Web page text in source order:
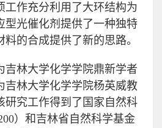
工作充分利用了大环结构为
型光催化剂提供了一种独特
的合成提供了新的思路。
吉林大学化学学院鼎新学者
吉林大学化学学院杨英威教
研究工作得到了国家自然科
）和吉林省自然科学基金